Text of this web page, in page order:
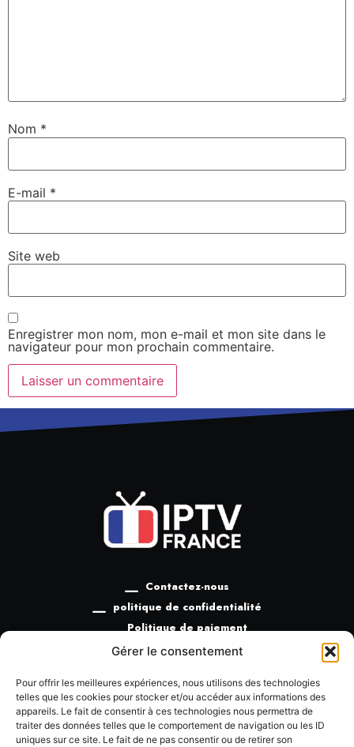
Gérer le consentement
Pour offrir les meilleures expériences, nous utilisons des technologies
telles que les cookies pour stocker et/ou accéder aux informations des
appareils. Le fait de consentir à ces technologies nous permettra de
traiter des données telles que le comportement de navigation ou les ID
uniques sur ce site. Le fait de ne pas consentir ou de retirer son
Nom *
E-mail *
Site web
Enregistrer mon nom, mon e-mail et mon site dans le
navigateur pour mon prochain commentaire.
Contactez-nous
politique de confidentialité
Politique de paiement
Politique de remboursement